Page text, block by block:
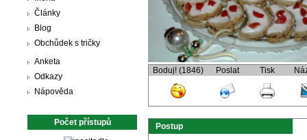
Články
Blog
Obchůdek s tričky
Anketa
Odkazy
Nápověda
Počet přístupů
Boduj! (1846) Poslat Tisk
Postup